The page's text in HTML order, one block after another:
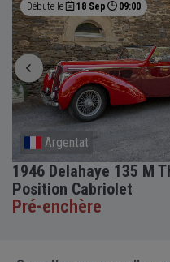
Débute le 18 Sep 09:00
Argentat
1946 Delahaye 135 M
Position Cabriolet
Pré-enchère